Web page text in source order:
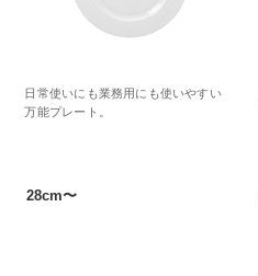
日常使いにも業務用にも使いやすい
万能プレート。
28cm〜